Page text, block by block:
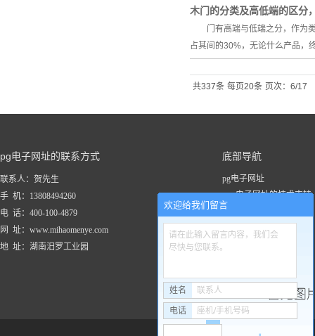
木门的分类及高低端的区分
门有高端与低端之分，作为类
占其间的30%，无论什么产品，
共337条 每页20条 页次：6/17
pg电子网址的联系方式
联系人：贺先生
手 机：13808494260
电 话：400-100-4879
网 址：www.mihaomenye.com
地 址：湖南汨罗工业园
底部导航
pg电子网址
pg电子网址的技术支持
关于pg电子网址
工程案例
欢迎给我们留言
请在此输入留言内容，我们会
尽快与您联系。
姓名 联系人
电话 座机/手机号码